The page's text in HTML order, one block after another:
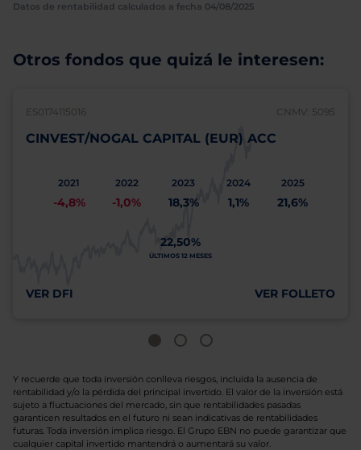
Datos de rentabilidad calculados a fecha 04/08/2025
Otros fondos que quizá le interesen:
ES0174115016 CNMV: 5095
CINVEST/NOGAL CAPITAL (EUR) ACC
2021
-4,8%
2022
-1,0%
2023
18,3%
2024
1,1%
2025
21,6%
22,50%
ÚLTIMOS 12 MESES
VER DFI VER FOLLETO
Y recuerde que toda inversión conlleva riesgos, incluida la ausencia de
rentabilidad y/o la pérdida del principal invertido. El valor de la inversión está
sujeto a fluctuaciones del mercado, sin que rentabilidades pasadas
garanticen resultados en el futuro ni sean indicativas de rentabilidades
futuras. Toda inversión implica riesgo. El Grupo EBN no puede garantizar que
cualquier capital invertido mantendrá o aumentará su valor.